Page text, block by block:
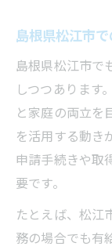
時間単
有給
パー
島根県松江市
島根県松江市で
しつつあります
と家庭の両立を
を活用する動き
申請手続きや取
要です。
たとえば、松江
務の場合でも有